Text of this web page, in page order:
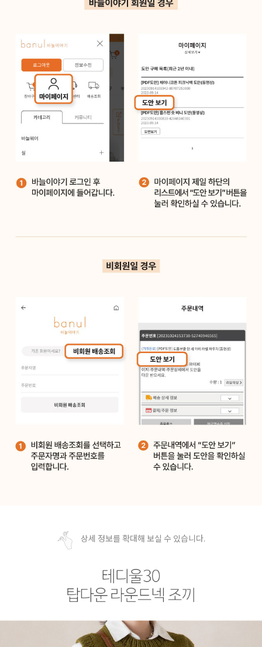
상세 정보를 확대해 보실 수 있습니다.